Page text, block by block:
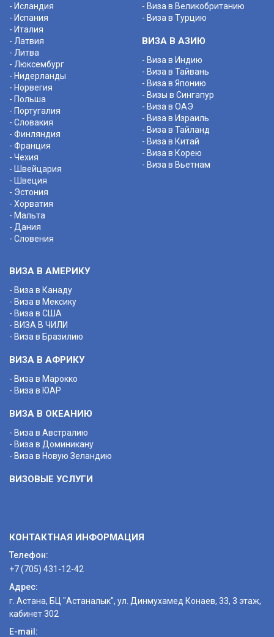
- Исландия
- Испания
- Италия
- Латвия
- Литва
- Люксембург
- Нидерланды
- Норвегия
- Польша
- Португалия
- Словакия
- Финляндия
- Франция
- Чехия
- Швейцария
- Швеция
- Эстония
- Хорватия
- Мальта
- Дания
- Словения
- Виза в Великобританию
- Виза в Турцию
ВИЗА В АЗИЮ
- Виза в Индию
- Виза в Тайвань
- Виза в Японию
- Визы в Сингапур
- Виза в ОАЭ
- Виза в Израиль
- Виза в Тайланд
- Виза в Китай
- Виза в Корею
- Виза в Вьетнам
ВИЗА В АМЕРИКУ
- Виза в Канаду
- Виза в Мексику
- Виза в США
- ВИЗА В ЧИЛИ
- Виза в Бразилию
ВИЗА В АФРИКУ
- Виза в Марокко
- Виза в ЮАР
ВИЗА В ОКЕАНИЮ
- Виза в Австралию
- Виза в Доминикану
- Виза в Новую Зеландию
ВИЗОВЫЕ УСЛУГИ
КОНТАКТНАЯ ИНФОРМАЦИЯ
Телефон:
+7 (705) 431-12-42
Адрес:
г. Астана, БЦ "Астаналык", ул. Динмухамед Конаев, 33, 3 этаж,
кабинет 302
E-mail: